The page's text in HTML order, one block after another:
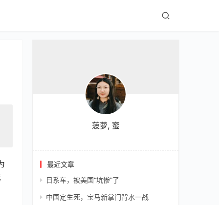
菠萝, 蜜
最近文章
日系车，被美国“坑惨”了
中国定生死，宝马新掌门背水一战